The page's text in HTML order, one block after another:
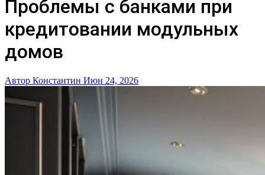
Проблемы с банками при
кредитовании модульных
домов
Автор Константин Июн 24, 2026